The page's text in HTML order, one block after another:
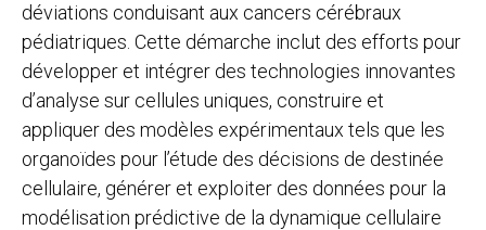
déviations conduisant aux cancers cérébraux
pédiatriques. Cette démarche inclut des efforts pour
développer et intégrer des technologies innovantes
d’analyse sur cellules uniques, construire et
appliquer des modèles expérimentaux tels que les
organoïdes pour l’étude des décisions de destinée
cellulaire, générer et exploiter des données pour la
modélisation prédictive de la dynamique cellulaire